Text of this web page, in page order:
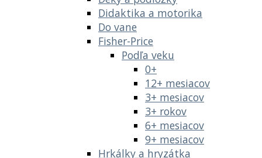
Didaktika a motorika
Do vane
Fisher-Price
Podľa veku
0+
12+ mesiacov
3+ mesiacov
3+ rokov
6+ mesiacov
9+ mesiacov
Hrkálky a hryzátka